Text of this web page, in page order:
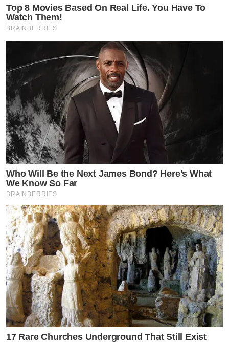
Top 8 Movies Based On Real Life. You Have To
Watch Them!
BRAINBERRIES
Who Will Be the Next James Bond? Here's What
We Know So Far
BRAINBERRIES
17 Rare Churches Underground That Still Exist